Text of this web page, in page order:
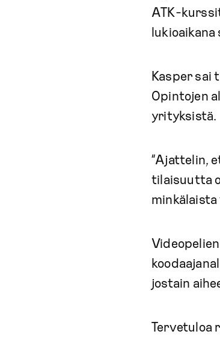
ATK-
Kasper sai
Opintojen
yrityksistä.
“Ajattelin,
tilaisuutta
minkälaista
jostain
Tervetuloa